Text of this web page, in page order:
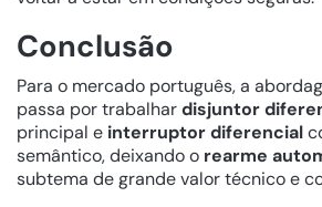
Conclusão
Para o mercado português, a
passa por trabalhardisjuntor
principal e interruptor diferencial
semântico, deixando o rearme
subtema de grande valor técnico e